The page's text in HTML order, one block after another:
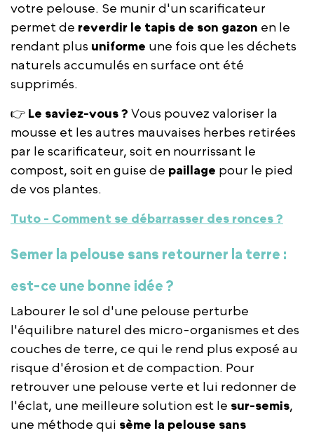
votre pelouse. Se munir d'un scarificateur
permet de reverdir le tapis de son gazon en le
rendant plus uniforme une fois que les déchets
naturels accumulés en surface ont été
supprimés.
👉 Le saviez-vous ? Vous pouvez valoriser la
mousse et les autres mauvaises herbes retirées
par le scarificateur, soit en nourrissant le
compost, soit en guise de paillage pour le pied
de vos plantes.
Tuto - Comment se débarrasser des ronces ?
Semer la pelouse sans retourner la terre :
est-ce une bonne idée ?
Labourer le sol d'une pelouse perturbe
l'équilibre naturel des micro-organismes et des
couches de terre, ce qui le rend plus exposé au
risque d'érosion et de compaction. Pour
retrouver une pelouse verte et lui redonner de
l'éclat, une meilleure solution est le sur-semis,
une méthode qui sème la pelouse sans